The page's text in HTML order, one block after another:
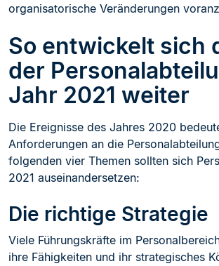
organisatorische Veränderungen
So entwickelt sich
der
Jahr 2021 weiter
Die Ereignisse des Jahres 2020
Anforderungen an die
folgenden vier Themen sollten sich
2021 auseinandersetzen:
Die richtige Strategie
Viele Führungskräfte im
ihre Fähigkeiten und ihr strategisches